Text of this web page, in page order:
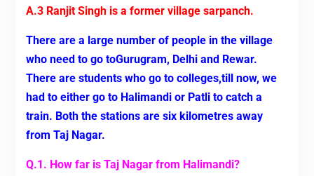
A.3 Ranjit Singh is a former village sarpanch.
There are a large number of people in the village
who need to go toGurugram, Delhi and Rewar.
There are students who go to colleges,till now, we
had to either go to Halimandi or Patli to catch a
train. Both the stations are six kilometres away
from Taj Nagar.
Q.1. How far is Taj Nagar from Halimandi?